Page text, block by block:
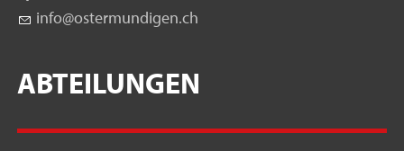
nf
st rm nd g n ch
ABTEILUNGEN